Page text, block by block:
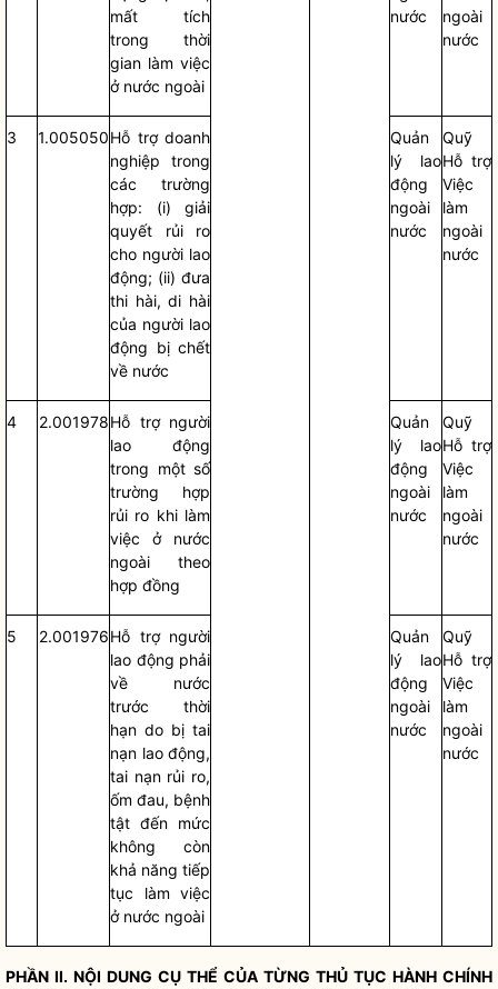
mất tích
trong thời
gian làm việc
ở nước ngoài
nước
ngoài
nước
3 1.005050Hỗ trợ doanh
nghiệp trong
các trường
hợp: (i) giải
quyết rủi ro
cho người lao
động; (ii) đưa
thi hài, di hài
của người lao
động bị chết
về nước
Quản
lý lao
động
ngoài
nước
Quỹ
Hỗ trợ
Việc
làm
ngoài
nước
4 2.001978Hỗ trợ người
lao động
trong một số
trường hợp
rủi ro khi làm
việc ở nước
ngoài theo
hợp đồng
Quản
lý lao
động
ngoài
nước
Quỹ
Hỗ trợ
Việc
làm
ngoài
nước
5 2.001976Hỗ trợ người
lao động phải
về nước
trước thời
hạn do bị tai
nạn lao động,
tai nạn rủi ro,
ốm đau, bệnh
tật đến mức
không còn
khả năng tiếp
tục làm việc
ở nước ngoài
Quản
lý lao
động
ngoài
nước
Quỹ
Hỗ trợ
Việc
làm
ngoài
nước
PHẦN II. NỘI DUNG CỤ THỂ CỦA TỪNG THỦ TỤC HÀNH CHÍNH